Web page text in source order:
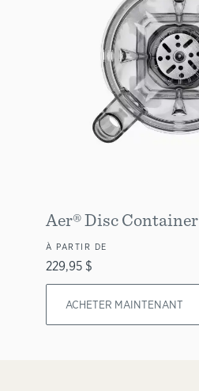
Aer® Disc Container
À PARTIR DE
229,95 $
ACHETER MAINTENANT